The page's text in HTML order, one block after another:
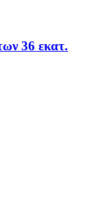
36 εκατ.